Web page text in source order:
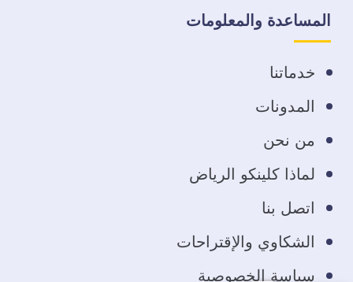
على
فيسبوك
على
المساعدة والمعلومات
خدماتنا
المدونات
من نحن
لماذا كلينكو الرياض
اتصل بنا
الشكاوي والإقتراحات
سياسة الخصوصية